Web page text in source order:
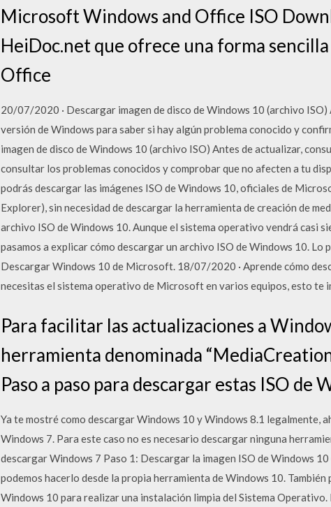
Microsoft Windows and Office ISO
HeiDoc.net que ofrece una forma
Office
20/07/2020 · Descargar imagen de disco de Windows 10 (archivo
versión de Windows para saber si hay algún problema conocido y
imagen de disco de Windows 10 (archivo ISO) Antes de actualizar,
consultar los problemas conocidos y comprobar que no afecten a tu
podrás descargar las imágenes ISO de Windows 10, oficiales de
Explorer), sin necesidad de descargar la herramienta de creación de
archivo ISO de Windows 10. Aunque el sistema operativo vendrá casi
pasamos a explicar cómo descargar un archivo ISO de Windows 10.
Descargar Windows 10 de Microsoft. 18/07/2020 · Aprende cómo
necesitas el sistema operativo de Microsoft en varios equipos, esto te
Para facilitar las actualizaciones a
herramienta denominada
Paso a paso para descargar estas ISO de
Ya te mostré como descargar Windows 10 y Windows 8.1 legalmente,
Windows 7. Para este caso no es necesario descargar ninguna
descargar Windows 7 Paso 1: Descargar la imagen ISO de Windows
podemos hacerlo desde la propia herramienta de Windows 10.
Windows 10 para realizar una instalación limpia del Sistema